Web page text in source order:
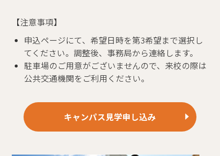
【注意事項】
申込ページにて、希望日時を第3希望まで選択し
てください。調整後、事務局から連絡します。
駐車場のご用意がございませんので、来校の際は
公共交通機関をご利用ください。
キャンパス見学申し込み